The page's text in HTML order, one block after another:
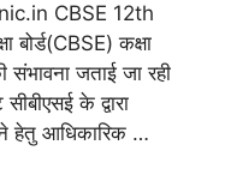
CBSE 12th
बोर्ड(CBSE) कक्षा
संभावना जताई जा रही
के द्वारा
हेतु आधिकारिक …